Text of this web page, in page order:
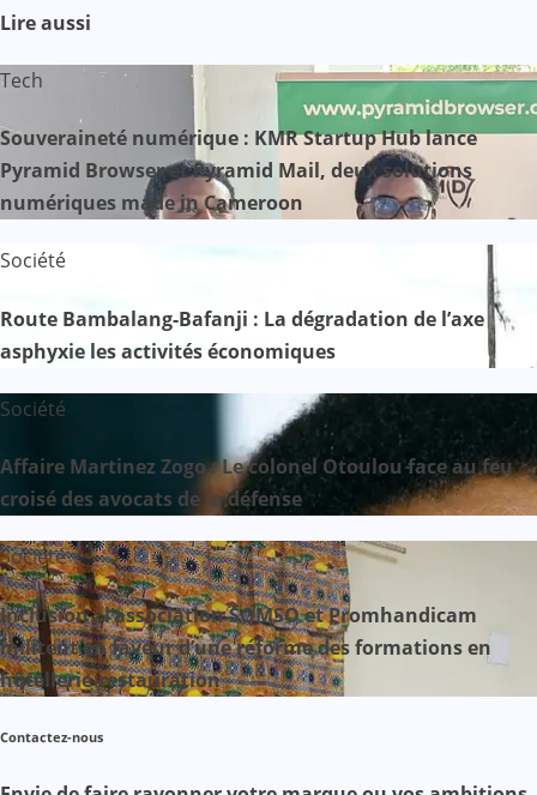
Lire aussi
Tech
Souveraineté numérique : KMR Startup Hub lance
Pyramid Browser et Pyramid Mail, deux solutions
numériques made in Cameroon
Société
Route Bambalang-Bafanji : La dégradation de l’axe
asphyxie les activités économiques
Société
Affaire Martinez Zogo : Le colonel Otoulou face au feu
croisé des avocats de la défense
Société
Inclusion : l’association SOMSO et Promhandicam
militent en faveur d’une réforme des formations en
hôtellerie-restauration
Contactez-nous